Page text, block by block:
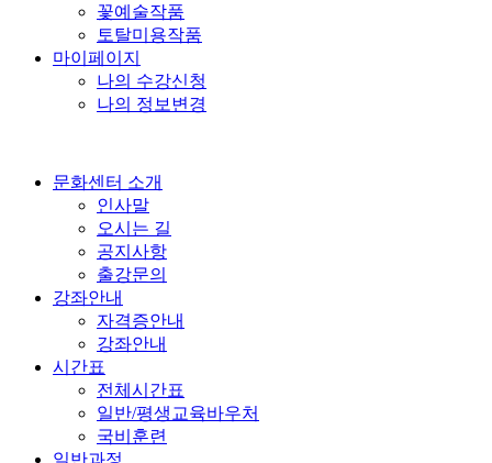
꽃예술작품
토탈미용작품
마이페이지
나의 수강신청
나의 정보변경
문화센터 소개
인사말
오시는 길
공지사항
출강문의
강좌안내
자격증안내
강좌안내
시간표
전체시간표
일반/평생교육바우처
국비훈련
일반과정